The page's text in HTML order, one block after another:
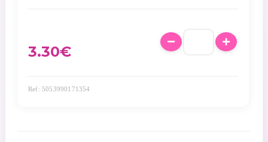
3.30€
Ref: 5053990171354